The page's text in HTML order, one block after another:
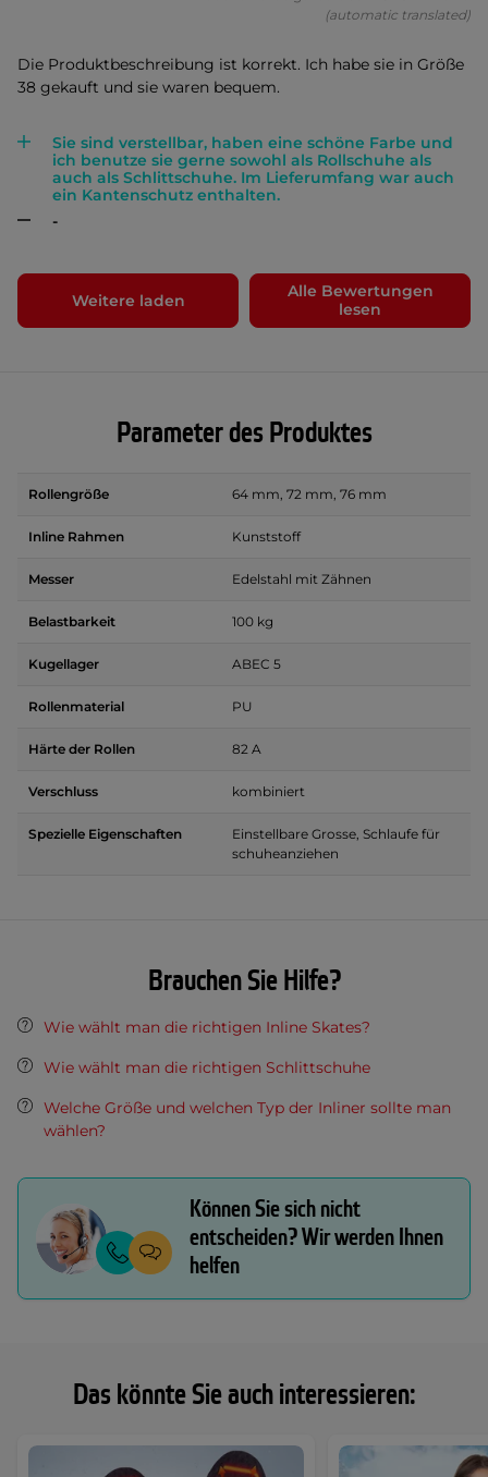
Das könnte Sie auch interessieren:
(automatic translated)
Die Produktbeschreibung ist korrekt. Ich habe sie in Größe
38 gekauft und sie waren bequem.
Sie sind verstellbar, haben eine schöne Farbe und
ich benutze sie gerne sowohl als Rollschuhe als
auch als Schlittschuhe. Im Lieferumfang war auch
ein Kantenschutz enthalten.
-
Weitere laden
Alle Bewertungen
lesen
Parameter des Produktes
Rollengröße 64 mm, 72 mm, 76 mm
Inline Rahmen Kunststoff
Messer Edelstahl mit Zähnen
Belastbarkeit 100 kg
Kugellager ABEC 5
Rollenmaterial PU
Härte der Rollen 82 A
Verschluss kombiniert
Spezielle Eigenschaften
Einstellbare Grosse, Schlaufe für
schuheanziehen
Brauchen Sie Hilfe?
Wie wählt man die richtigen Inline Skates?
Wie wählt man die richtigen Schlittschuhe
Welche Größe und welchen Typ der Inliner sollte man
wählen?
Können Sie sich nicht
entscheiden? Wir werden Ihnen
helfen